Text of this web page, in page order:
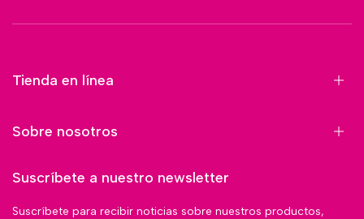
Tienda en línea
Sobre nosotros
Suscríbete a nuestro newsletter
Suscríbete para recibir noticias sobre nuestros productos,